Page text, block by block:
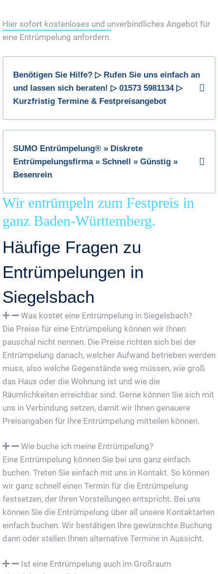
Hier sofort kostenloses und unverbindliches Angebot für
eine Entrümpelung anfordern.
Benötigen Sie Hilfe? ▷ Rufen Sie uns einfach an
und lassen sich beraten! ▷ 01573 5981134 ▷
Kurzfristig Termine & Festpreisangebot
SUMO Entrümpelung® » Diskrete
Entrümpelungsfirma » Schnell » Günstig »
Besenrein
Wir entrümpeln zum Festpreis in
ganz Baden-Württemberg.
Häufige Fragen zu
Entrümpelungen in
Siegelsbach
Was kostet eine Entrümpelung in Siegelsbach?
Die Preise für eine Entrümpelung können wir Ihnen
pauschal nicht nennen. Die Preise richten sich bei der
Entrümpelung danach, welcher Aufwand betrieben werden
muss, also welche Gegenstände weg müssen, wie groß
das Haus oder die Wohnung ist und wie die
Räumlichkeiten erreichbar sind. Gerne können Sie sich mit
uns in Verbindung setzen, damit wir Ihnen genauere
Preisangaben für Ihre Entrümpelung mitteilen können.
Wie buche ich meine Entrümpelung?
Eine Entrümpelung können Sie bei uns ganz einfach
buchen. Treten Sie einfach mit uns in Kontakt. So können
wir ganz schnell einen Termin für die Entrümpelung
festsetzen, der Ihren Vorstellungen entspricht. Bei uns
können Sie die Entrümpelung über all unsere Kontaktarten
einfach buchen. Wir bestätigen Ihre gewünschte Buchung
dann oder stellen Ihnen alternative Termine in Aussicht.
Ist eine Entrümpelung auch im Großraum